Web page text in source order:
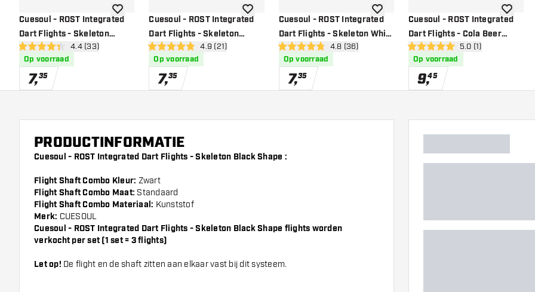
Cuesoul - ROST Integrated
Dart Flights - Skeleton
Green Shapeopen reviews drawer
4.4 score sterren4.4 (33)
Op voorraad
7,35
toevoegen aan verlanglijst
Cuesoul - ROST Integrated
Dart Flights - Skeleton
Yellow Shapeopen reviews drawer
4.9 score sterren4.9 (21)
Op voorraad
7,35
toevoegen aan verlanglijst
Cuesoul - ROST Integrated
Dart Flights - Skeleton White
Shape
open reviews drawer
4.8 score sterren4.8 (36)
Op voorraad
7,35
toevoegen aan verlanglijst
Cuesoul - ROST Integrated
Dart Flights - Cola Beer
Shape
open reviews drawer
5 score sterren5.0 (1)
Op voorraad
9,45
PRODUCTINFORMATIE
Cuesoul - ROST Integrated Dart Flights - Skeleton Black Shape :
Flight Shaft Combo Kleur: Zwart
Flight Shaft Combo Maat: Standaard
Flight Shaft Combo Materiaal: Kunststof
Merk: CUESOUL
Cuesoul - ROST Integrated Dart Flights - Skeleton Black Shape flights worden
verkocht per set (1 set = 3 flights)
Let op! De flight en de shaft zitten aan elkaar vast bij dit systeem.